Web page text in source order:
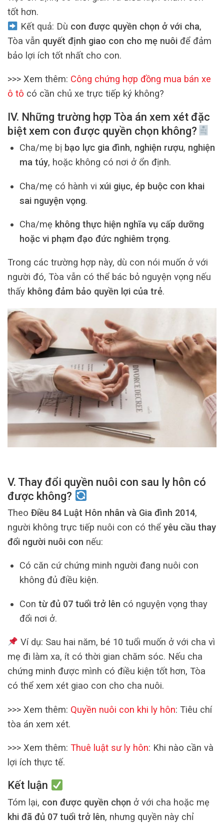
tốt hơn.
Kết quả: Dù con được quyền chọn ở với cha,
Tòa vẫn quyết định giao con cho mẹ nuôi để đảm
bảo lợi ích tốt nhất cho con.
>>> Xem thêm: Công chứng hợp đồng mua bán xe
ô tô có cần chủ xe trực tiếp ký không?
IV. Những trường hợp Tòa án xem xét đặc
biệt xem con được quyền chọn không?
Cha/mẹ bị bạo lực gia đình, nghiện rượu, nghiện
ma túy, hoặc không có nơi ở ổn định.
Cha/mẹ có hành vi xúi giục, ép buộc con khai
sai nguyện vọng.
Cha/mẹ không thực hiện nghĩa vụ cấp dưỡng
hoặc vi phạm đạo đức nghiêm trọng.
Trong các trường hợp này, dù con nói muốn ở với
người đó, Tòa vẫn có thể bác bỏ nguyện vọng nếu
thấy không đảm bảo quyền lợi của trẻ.
V. Thay đổi quyền nuôi con sau ly hôn có
được không?
Theo Điều 84 Luật Hôn nhân và Gia đình 2014,
người không trực tiếp nuôi con có thể yêu cầu thay
đổi người nuôi con nếu:
Có căn cứ chứng minh người đang nuôi con
không đủ điều kiện.
Con từ đủ 07 tuổi trở lên có nguyện vọng thay
đổi nơi ở.
Ví dụ: Sau hai năm, bé 10 tuổi muốn ở với cha vì
mẹ đi làm xa, ít có thời gian chăm sóc. Nếu cha
chứng minh được mình có điều kiện tốt hơn, Tòa
có thể xem xét giao con cho cha nuôi.
>>> Xem thêm: Quyền nuôi con khi ly hôn: Tiêu chí
tòa án xem xét.
>>> Xem thêm: Thuê luật sư ly hôn: Khi nào cần và
lợi ích thực tế.
Kết luận
Tóm lại, con được quyền chọn ở với cha hoặc mẹ
khi đã đủ 07 tuổi trở lên, nhưng quyền này chỉ